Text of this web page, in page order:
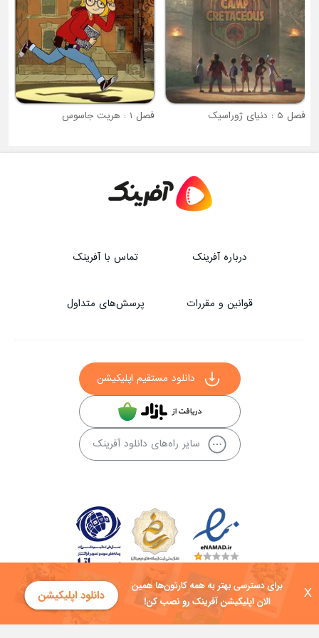
X
فصل 5 : دنیای ژوراسیک فصل 1 : هریت جاسوس
درباره آفرینک تماس با آفرینک
قوانین و مقررات پرسش‌های متداول
دانلود مستقیم اپلیکیشن
سایر راه‌های دانلود آفرینک
کلیه حقوق این سایت به شرکت توسعه فناوی هفت آسمان توکان تعلق دارد و